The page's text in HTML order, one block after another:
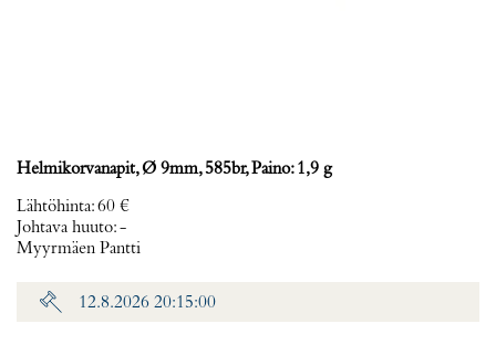
Helmikorvanapit, Ø 9mm, 585br, Paino: 1,9 g
Lähtöhinta:60 €
Johtava huuto:-
Myyrmäen Pantti
12.8.2026 20:15:00